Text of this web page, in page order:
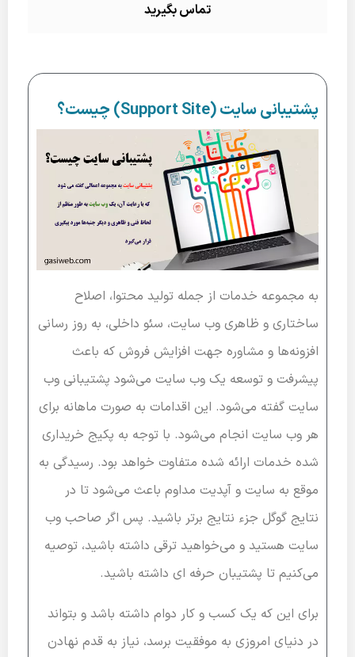
تماس بگیرید
پشتیبانی سایت (Support Site) چیست؟
به مجموعه خدمات از جمله تولید محتوا، اصلاح
ساختاری و ظاهری وب سایت، سئو داخلی، به روز رسانی
افزونه‌ها و مشاوره جهت افزایش فروش که باعث
پیشرفت و توسعه یک وب سایت می‌شود پشتیبانی وب
سایت گفته می‌شود. این اقدامات به صورت ماهانه برای
هر وب سایت انجام می‌شود. با توجه به پکیج خریداری
شده خدمات ارائه شده متفاوت خواهد بود. رسیدگی به
موقع به سایت و آپدیت مداوم باعث می‌شود تا در
نتایج گوگل جزء نتایج برتر باشید. پس اگر صاحب وب
سایت هستید و می‌خواهید ترقی داشته باشید، توصیه
می‌کنیم تا پشتیبان حرفه ای داشته باشید.
برای این که یک کسب و کار دوام داشته باشد و بتواند
در دنیای امروزی به موفقیت برسد، نیاز به قدم نهادن